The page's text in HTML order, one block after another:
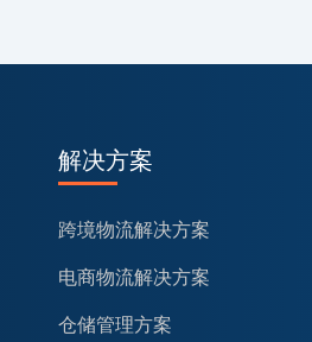
解决方案
跨境物流解决方案
电商物流解决方案
仓储管理方案